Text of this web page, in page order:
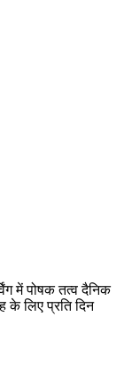
में पोषक तत्व दैनिक
के लिए प्रति दिन